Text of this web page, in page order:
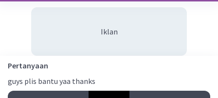
Iklan
Pertanyaan
guys plis bantu yaa thanks